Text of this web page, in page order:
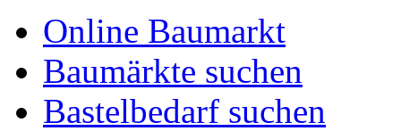
Online Baumarkt
Baumärkte suchen
Bastelbedarf suchen